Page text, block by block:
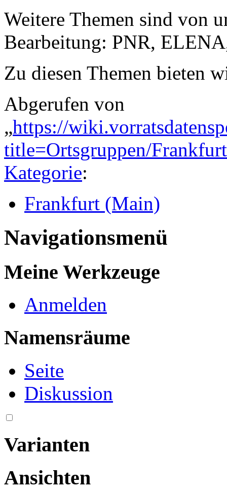
Weitere Themen sind von
Bearbeitung: PNR,
Zu diesen Themen bieten
Abgerufen von
„https://
title=Ortsgruppen/
Kategorie:
Frankfurt (Main)
Navigationsmenü
Meine Werkzeuge
Anmelden
Namensräume
Seite
Diskussion
Varianten
Ansichten